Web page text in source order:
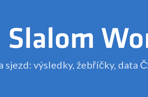
sjezd: výsledky, žebříčky, data